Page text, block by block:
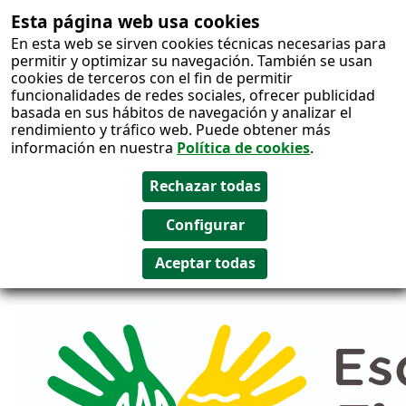
Esta página web usa cookies
En esta web se sirven cookies técnicas necesarias para
permitir y optimizar su navegación. También se usan
cookies de terceros con el fin de permitir
funcionalidades de redes sociales, ofrecer publicidad
basada en sus hábitos de navegación y analizar el
rendimiento y tráfico web. Puede obtener más
información en nuestra Política de cookies.
Salto al
contenido